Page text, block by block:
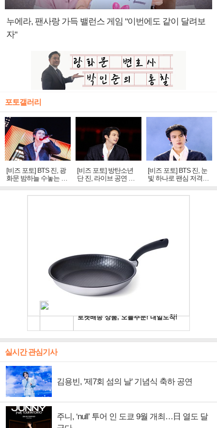
누에라, 팬사랑 가득 밸런스 게임 "이번에도 같이 달려보
자"
포토갤러리
[비즈 포토] BTS 진, 광
화문 밤하늘 수놓는 '비
주얼 킹'의 열창
[비즈 포토] 방탄소년
단 진, 라이브 공연 중
빛나는 독보적 아우라
[비즈 포토] BTS 진, 눈
빛 하나로 팬심 저격…
독보적 카리스마
실시간 관심기사
김용빈, '제7회 섬의 날' 기념식 축하 공연
주니, ‘null’ 투어 인 도쿄 9월 개최…日 열도 달